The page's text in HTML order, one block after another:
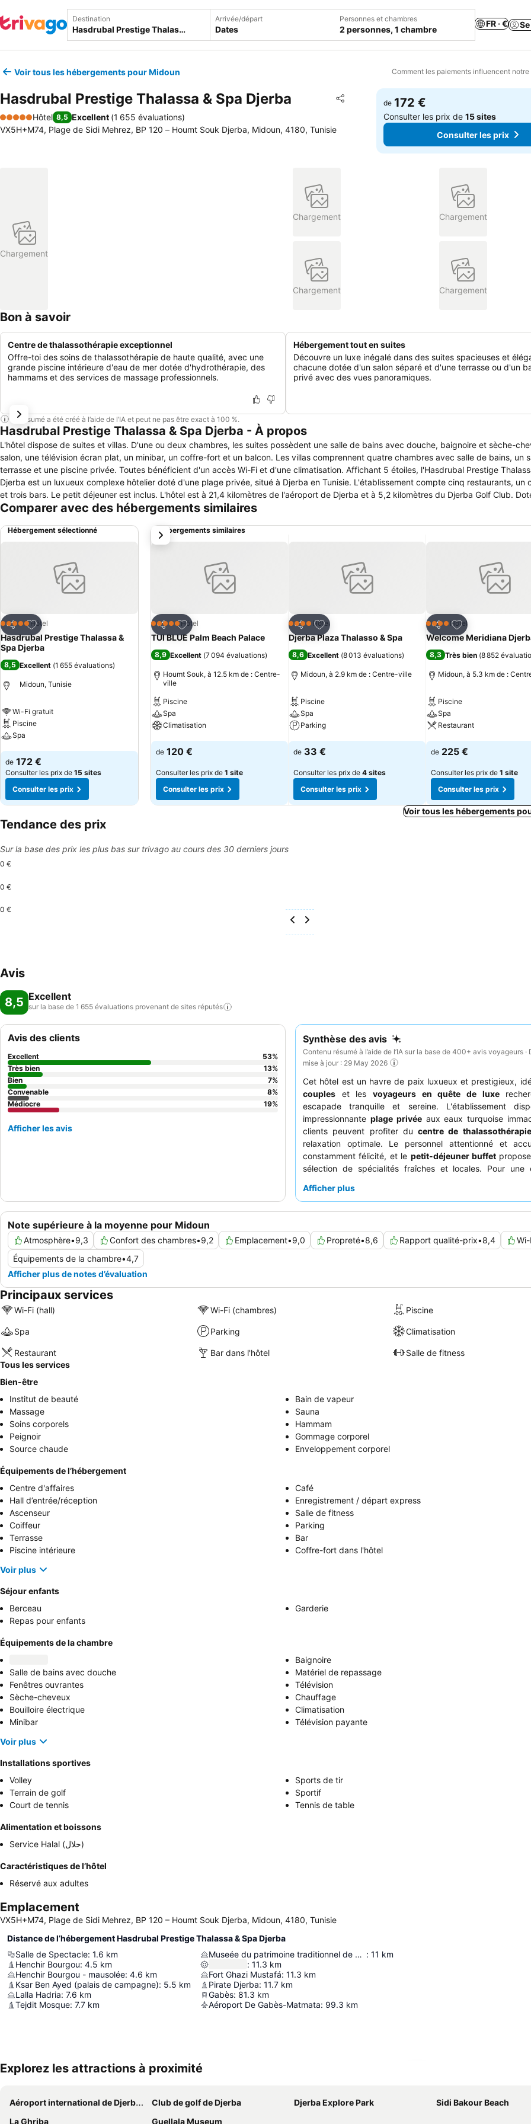
Destination Arrivée/départ
Dates
Personnes et chambres
2 personnes, 1 chambre
FR · €
Voir tous les hébergements pour Midoun Comment les paiements influencent
Hasdrubal Prestige Thalassa & Spa Djerba Partager
Ajouter à mes favoris
5 Étoiles
Hôtel 8,5 Excellent (1 655 évaluations)
VX5H+M74, Plage de Sidi Mehrez, BP 120 – Houmt Souk Djerba, Midoun, 4180, Tunisie
de 172 €
Consulter les prix de15 sites
Consulter les prix
Chargement
Chargement Chargement
Chargement Chargement
Bon à savoir
Centre de thalassothérapie exceptionnel
Offre-toi des soins de thalassothérapie de haute qualité, avec une
grande piscine intérieure d'eau de mer dotée d'hydrothérapie, des
hammams et des services de massage professionnels.
Hébergement tout en suites
Découvre un luxe inégalé dans des suites spacieuses et
chacune dotée d'un salon séparé et d'une terrasse ou d'un
privé avec des vues panoramiques.
Ce résumé a été créé à l’aide de l’IA et peut ne pas être exact à 100 %.
Hasdrubal Prestige Thalassa & Spa Djerba - À propos
L'hôtel dispose de suites et villas. D'une ou deux chambres, les suites possèdent une salle de bains avec douche, baignoire et sèche-
salon, une télévision écran plat, un minibar, un coffre-fort et un balcon. Les villas comprennent quatre chambres avec salle de bains, un
terrasse et une piscine privée. Toutes bénéficient d'un accès Wi-Fi et d'une climatisation. Affichant 5 étoiles, l'Hasdrubal Prestige
Djerba est un luxueux complexe hôtelier doté d'une plage privée, situé à Djerba en Tunisie. L'établissement compte cinq restaurants, un
et trois bars. Le petit déjeuner est inclus. L'hôtel est à 21,4 kilomètres de l'aéroport de Djerba et à 5,2 kilomètres du Djerba Golf Club.
plage, d'un jardin avec trois piscines extérieures dont une d'eau de mer, l'Hasdrubal Prestige Thalassa & Spa Djerba comprend une
une salle de fitness et un parking gratuit.
Comparer avec des hébergements similaires
Hébergement sélectionné
Partager
Ajouter à mes favoris
5 Étoiles Hôtel
Hasdrubal Prestige Thalassa &
Spa Djerba
8,5 Excellent (1 655 évaluations)
Midoun, Tunisie
Wi-Fi gratuit
Piscine
Spa
Consulter les prix
de 172 €
Consulter les prix de 15 sites
Consulter les prix
Hébergements similaires
Partager
Ajouter à mes favoris
5 Étoiles Hôtel
TUI BLUE Palm Beach Palace
8,9 Excellent (7 094 évaluations)
Houmt Souk, à 12.5 km de : Centre-
ville
Piscine
Spa
Climatisation
Consulter les prix
de 120 €
Consulter les prix de 1 site
Consulter les prix
Partager
Ajouter à mes favoris
4 ÉtoilesHôtel
Djerba Plaza Thalasso & Spa
8,6 Excellent (8 013 évaluations)
Midoun, à 2.9 km de : Centre-ville
Piscine
Spa
Parking
Consulter les prix
de 33 €
Consulter les prix de 4 sites
Consulter les prix
Partager
Ajouter à mes
4 ÉtoilesHôtel
Welcome Meridiana
8,3 Très bien (8 852
Midoun, à 5.3 km de :
Piscine
Spa
Restaurant
Consulter les prix
de 225 €
Consulter les prix de 1 site
Consulter les prix
suivant
Voir tous les hébergements
Tendance des prix
Sur la base des prix les plus bas sur trivago au cours des 30 derniers jours
0 €
0 €
0 €
Avis
8,5 Excellent
sur la base de 1 655 évaluations provenant de sites réputés
Synthèse des avis
Contenu résumé à l’aide de l’IA sur la base de 400+ avis voyageurs ·
mise à jour : 29 May 2026
Cet hôtel est un havre de paix luxueux et prestigieux,
couples et les voyageurs en quête de luxe
escapade tranquille et sereine. L'établissement
impressionnante plage privéeaux eaux turquoise
clients peuvent profiter du centre de thalassothérapie
relaxation optimale. Le personnel attentionné et
constamment félicité, et le petit-déjeuner buffet
sélection de spécialités fraîches et locales. Pour une
jardin et la mer
Afficher plus
Note supérieure à la moyenne pour Midoun
Atmosphère•9,3 Confort des chambres•9,2 Emplacement•9,0 Propreté•8,6 Rapport qualité-prix•8,4 Wi-
Équipements de la chambre•4,7
Afficher plus de notes d’évaluation
Avis des clients
Excellent 53%
Très bien
13%
Bien
7%
Convenable
8%
Médiocre
19%
Afficher les avis
Principaux services
Wi-Fi (hall) Wi-Fi (chambres) Piscine
Spa Parking Climatisation
Restaurant Bar dans l'hôtel
Salle de fitness
Tous les services
Bien-être
Institut de beauté
Bain de vapeur
Massage
Sauna
Soins corporels
Hammam
Peignoir
Gommage corporel
Source chaude
Enveloppement corporel
Équipements de l’hébergement
Centre d'affaires
Café
Hall d’entrée/réception
Enregistrement / départ express
Ascenseur
Salle de fitness
Coiffeur
Parking
Terrasse
Bar
Piscine intérieure
Coffre-fort dans l'hôtel
Voir plus
Séjour enfants
Berceau
Garderie
Repas pour enfants
Équipements de la chambre
Baignoire
Salle de bains avec douche
Matériel de repassage
Fenêtres ouvrantes
Télévision
Sèche-cheveux
Chauffage
Bouilloire électrique
Climatisation
Minibar
Télévision payante
Voir plus
Installations sportives
Volley
Sports de tir
Terrain de golf
Sportif
Court de tennis
Tennis de table
Alimentation et boissons
Service Halal (حلال)
Caractéristiques de l’hôtel
Réservé aux adultes
Emplacement
VX5H+M74, Plage de Sidi Mehrez, BP 120 – Houmt Souk Djerba, Midoun, 4180, Tunisie
Distance de l’hébergement Hasdrubal Prestige Thalassa & Spa Djerba
Salle de Spectacle: 1.6 km
Henchir Bourgou: 4.5 km
Henchir Bourgou - mausolée: 4.6 km
Ksar Ben Ayed (palais de campagne): 5.5 km
Lalla Hadria: 7.6 km
Tejdit Mosque: 7.7 km
Museée du patrimoine traditionnel de Djerba : 11 km
: 11.3 km
Fort Ghazi Mustafá: 11.3 km
Pirate Djerba: 11.7 km
Gabès: 81.3 km
Aéroport De Gabès-Matmata: 99.3 km
Explorez les attractions à proximité
Aéroport international de Djerba-Zarzis Club de golf de Djerba Djerba Explore Park
Sidi Bakour Beach
La Ghriba
Guellala Museum